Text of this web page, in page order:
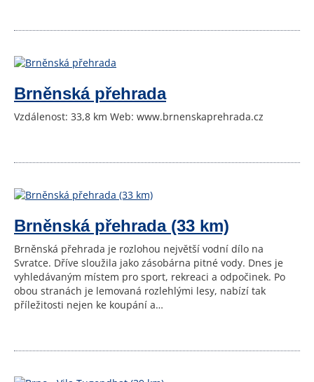
Brněnská přehrada
Vzdálenost: 33,8 km Web: www.brnenskaprehrada.cz
Brněnská přehrada (33 km)
Brněnská přehrada je rozlohou největší vodní dílo na
Svratce. Dříve sloužila jako zásobárna pitné vody. Dnes je
vyhledávaným místem pro sport, rekreaci a odpočinek. Po
obou stranách je lemovaná rozlehlými lesy, nabízí tak
příležitosti nejen ke koupání a…